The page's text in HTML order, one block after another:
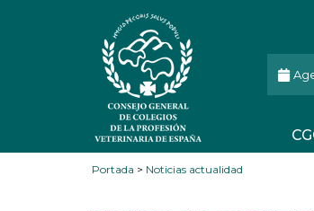
Portada > Noticias actualidad